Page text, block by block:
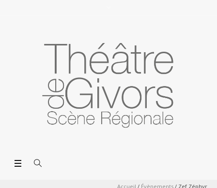
Accueil / Évènements / Zef Zéphyr